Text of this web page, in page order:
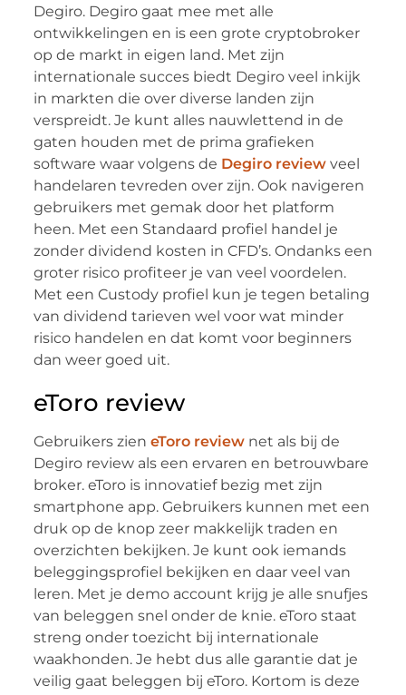
Degiro. Degiro gaat mee met alle
ontwikkelingen en is een grote cryptobroker
op de markt in eigen land. Met zijn
internationale succes biedt Degiro veel inkijk
in markten die over diverse landen zijn
verspreidt. Je kunt alles nauwlettend in de
gaten houden met de prima grafieken
software waar volgens de Degiro reviewveel
handelaren tevreden over zijn. Ook navigeren
gebruikers met gemak door het platform
heen. Met een Standaard profiel handel je
zonder dividend kosten in CFD’s. Ondanks een
groter risico profiteer je van veel voordelen.
Met een Custody profiel kun je tegen betaling
van dividend tarieven wel voor wat minder
risico handelen en dat komt voor beginners
dan weer goed uit.
eToro review
Gebruikers zien eToro reviewnet als bij de
Degiro review als een ervaren en betrouwbare
broker. eToro is innovatief bezig met zijn
smartphone app. Gebruikers kunnen met een
druk op de knop zeer makkelijk traden en
overzichten bekijken. Je kunt ook iemands
beleggingsprofiel bekijken en daar veel van
leren. Met je demo account krijg je alle snufjes
van beleggen snel onder de knie. eToro staat
streng onder toezicht bij internationale
waakhonden. Je hebt dus alle garantie dat je
veilig gaat beleggen bij eToro. Kortom is deze